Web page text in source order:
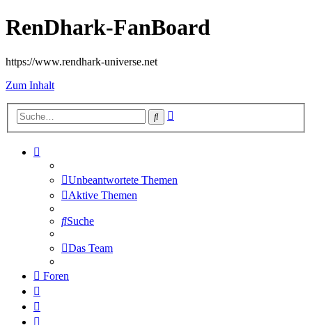
RenDhark-FanBoard
https://www.rendhark-universe.net
Zum Inhalt
Suche
Unbeantwortete Themen
Aktive Themen
Suche
Das Team
Foren